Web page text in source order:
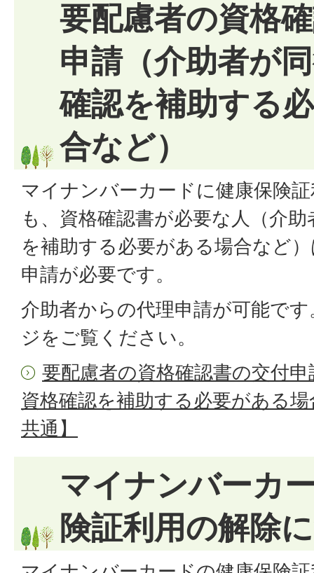
要配慮者の資格
申請（介助者が
確認を補助する
合など）
マイナンバーカードに健康保険
も、資格確認書が必要な人（介
を補助する必要がある場合など
申請が必要です。
介助者からの代理申請が可能で
ジをご覧ください。
要配慮者の資格確認書の交付
資格確認を補助する必要がある
共通】
マイナンバーカ
険証利用の解除